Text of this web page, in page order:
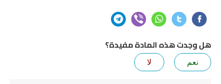
هل وجدت هذه المادة مفيدة؟
نعم لا